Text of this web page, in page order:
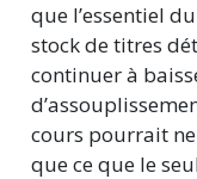
que l’essentiel
stock de titres
continuer à
cours pourrait
que ce que le